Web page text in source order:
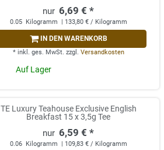
6,69 € *
0.05 Kilogramm | 133,80 € / Kilogramm
IN DEN WARENKORB
* inkl. ges. MwSt. zzgl. Versandkosten
Auf Lager
TE Luxury Teahouse Exclusive English
Breakfast 15 x 3,5g Tee
6,59 € *
0.06 Kilogramm | 109,83 € / Kilogramm